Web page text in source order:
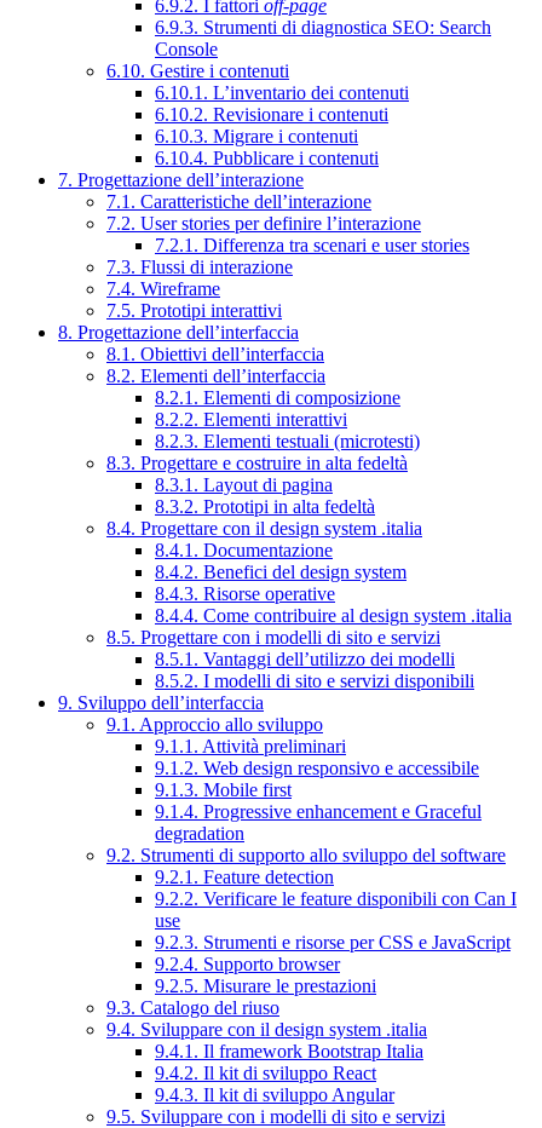
6.9.2. I fattori off-page
6.9.3. Strumenti di diagnostica SEO: Search
Console
6.10. Gestire i contenuti
6.10.1. L’inventario dei contenuti
6.10.2. Revisionare i contenuti
6.10.3. Migrare i contenuti
6.10.4. Pubblicare i contenuti
7. Progettazione dell’interazione
7.1. Caratteristiche dell’interazione
7.2. User stories per definire l’interazione
7.2.1. Differenza tra scenari e user stories
7.3. Flussi di interazione
7.4. Wireframe
7.5. Prototipi interattivi
8. Progettazione dell’interfaccia
8.1. Obiettivi dell’interfaccia
8.2. Elementi dell’interfaccia
8.2.1. Elementi di composizione
8.2.2. Elementi interattivi
8.2.3. Elementi testuali (microtesti)
8.3. Progettare e costruire in alta fedeltà
8.3.1. Layout di pagina
8.3.2. Prototipi in alta fedeltà
8.4. Progettare con il design system .italia
8.4.1. Documentazione
8.4.2. Benefici del design system
8.4.3. Risorse operative
8.4.4. Come contribuire al design system .italia
8.5. Progettare con i modelli di sito e servizi
8.5.1. Vantaggi dell’utilizzo dei modelli
8.5.2. I modelli di sito e servizi disponibili
9. Sviluppo dell’interfaccia
9.1. Approccio allo sviluppo
9.1.1. Attività preliminari
9.1.2. Web design responsivo e accessibile
9.1.3. Mobile first
9.1.4. Progressive enhancement e Graceful
degradation
9.2. Strumenti di supporto allo sviluppo del software
9.2.1. Feature detection
9.2.2. Verificare le feature disponibili con Can I
use
9.2.3. Strumenti e risorse per CSS e JavaScript
9.2.4. Supporto browser
9.2.5. Misurare le prestazioni
9.3. Catalogo del riuso
9.4. Sviluppare con il design system .italia
9.4.1. Il framework Bootstrap Italia
9.4.2. Il kit di sviluppo React
9.4.3. Il kit di sviluppo Angular
9.5. Sviluppare con i modelli di sito e servizi